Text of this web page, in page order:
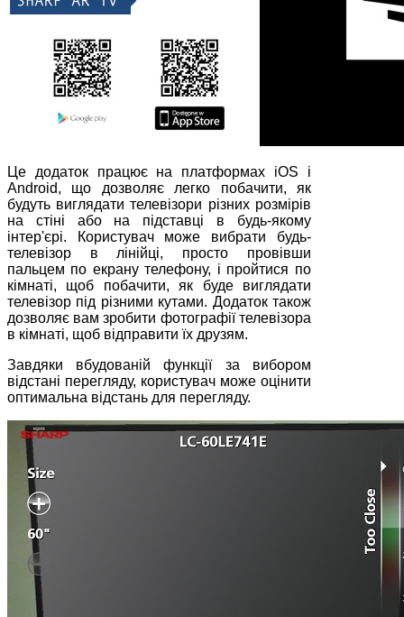
Це додаток працює на платформах iOS і
Android, що дозволяє легко побачити, як
будуть виглядати телевізори різних розмірів
на стіні або на підставці в будь-якому
інтер'єрі. Користувач може вибрати будь-
телевізор в лінійці, просто провівши
пальцем по екрану телефону, і пройтися по
кімнаті, щоб побачити, як буде виглядати
телевізор під різними кутами. Додаток також
дозволяє вам зробити фотографії телевізора
в кімнаті, щоб відправити їх друзям.
Завдяки вбудованій функції за вибором
відстані перегляду, користувач може оцінити
оптимальна відстань для перегляду.